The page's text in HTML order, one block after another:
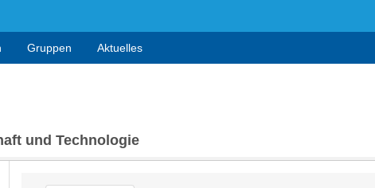
Gruppen Aktuelles
und Technologie